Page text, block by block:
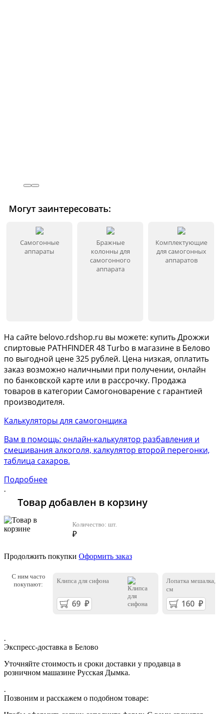
Могут заинтересовать:
Самогонные
аппараты
Бражные
колонны для
самогонного
аппарата
Комплектующие
для самогонных
аппаратов
На сайте belovo.rdshop.ru вы можете: купить Дрожжи
спиртовые PATHFINDER 48 Turbo в магазине в Белово
по выгодной цене 325 рублей. Цена низкая, оплатить
заказ возможно наличными при получении, онлайн
по банковской карте или в рассрочку. Продажа
товаров в категории Самогоноварение с гарантией
производителя.
Калькуляторы для самогонщика
Вам в помощь: онлайн-калькулятор разбавления и
смешивания алкоголя, калкулятор второй перегонки,
таблица сахаров.
Подробнее
.
Товар добавлен в корзину
Количество: шт.
₽
Продолжить покупки Оформить заказ
С ним часто
покупают:
Клипса для сифона
Лопатка мешалка,
см
.
Экспресс-доставка в Белово
Уточняйте стоимость и сроки доставки у продавца в
розничном машазине Русская Дымка.
.
Позвоним и расскажем о подобном товаре: